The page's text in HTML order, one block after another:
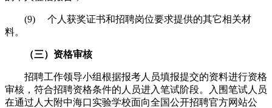
(9) 个人获奖证书和招聘岗位要求提供的其它相关材
料。
（三）资格审核
招聘工作领导小组根据报考人员填报提交的资料进行资格
审核，符合招聘资格条件的人员进入笔试阶段。入围笔试人员
在通过人大附中海口实验学校面向全国公开招聘官方网站公